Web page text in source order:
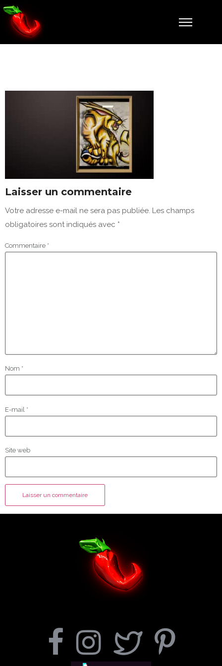
Laisser un commentaire
Votre adresse e-mail ne sera pas publiée. Les champs
obligatoires sont indiqués avec *
Commentaire *
Nom *
E-mail *
Site web